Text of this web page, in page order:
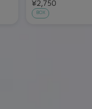
¥2,750
BOX